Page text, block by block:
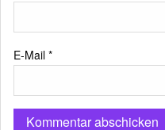
E-Mail *